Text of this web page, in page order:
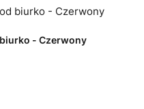
- Czerwony